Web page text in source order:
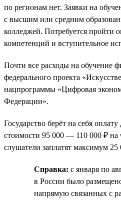
по регионам нет. Заявки на
с высшим или средним
колледжей. Потребуется пройти
компетенций и вступительное
Почти все расходы на обучение
федерального проекта
нацпрограммы «Цифровая
Федерации».
Государство берёт на себя
стоимости 95 000 — 110 000 ₽ на
слушатели заплатят максимум 25
Справка: с января по
в России было
напрямую связанных с